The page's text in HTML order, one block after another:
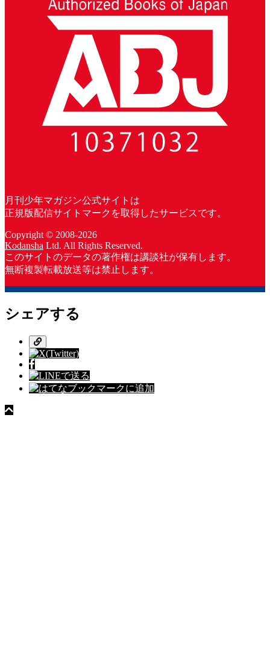
月刊少年マガジン公式サイトは
正規版配信サイトマークを取得したサービスです。
Copyright © 2008-2026
Kodansha Ltd. All Rights Reserved.
このサイトのデータの著作権は講談社が保有します。
無断複製転載放送等は禁止します。
シェアする